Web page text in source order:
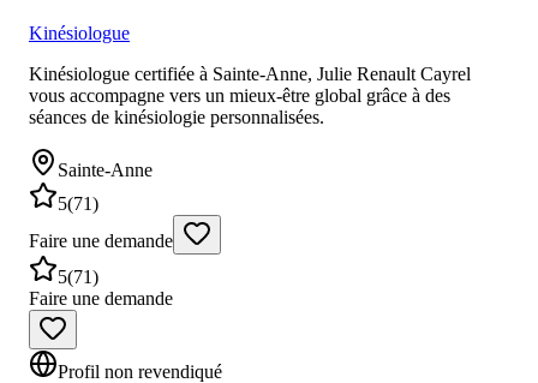
Kinésiologue
Kinésiologue certifiée à Sainte-Anne, Julie Renault Cayrel
vous accompagne vers un mieux-être global grâce à des
séances de kinésiologie personnalisées.
Sainte-Anne
5(71)
Faire une demande
5(71)
Faire une demande
Profil non revendiqué